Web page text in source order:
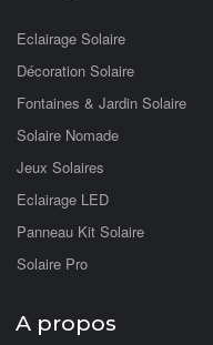
Eclairage Solaire
Décoration Solaire
Fontaines & Jardin Solaire
Solaire Nomade
Jeux Solaires
Eclairage LED
Panneau Kit Solaire
Solaire Pro
A propos